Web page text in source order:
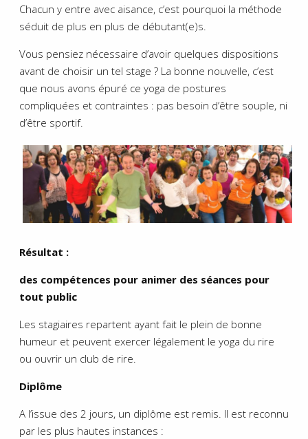
Chacun y entre avec aisance, c’est pourquoi la méthode
séduit de plus en plus de débutant(e)s.
Vous pensiez nécessaire d’avoir quelques dispositions
avant de choisir un tel stage ? La bonne nouvelle, c’est
que nous avons épuré ce yoga de postures
compliquées et contraintes : pas besoin d’être souple, ni
d’être sportif.
Résultat :
des compétences pour animer des séances pour
tout public
Les stagiaires repartent ayant fait le plein de bonne
humeur et peuvent exercer légalement le yoga du rire
ou ouvrir un club de rire.
Diplôme
A l’issue des 2 jours, un diplôme est remis. Il est reconnu
par les plus hautes instances :